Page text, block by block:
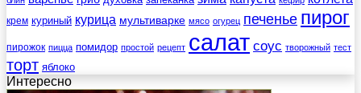
крем куриный курица мультиварке мясо огурец печенье пирог
пирожок пицца помидор простой рецепт салат соус творожный тест
торт яблоко
Интересно